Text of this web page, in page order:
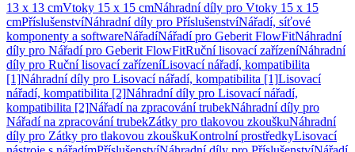
13 x 13 cmVtoky 15 x 15 cmNáhradní díly pro Vtoky 15 x 15
cmPříslušenstvíNáhradní díly pro PříslušenstvíNářadí, síťové
komponenty a softwareNářadíNářadí pro Geberit FlowFitNáhradní
díly pro Nářadí pro Geberit FlowFitRuční lisovací zařízeníNáhradní
díly pro Ruční lisovací zařízeníLisovací nářadí, kompatibilita
[1]Náhradní díly pro Lisovací nářadí, kompatibilita [1]Lisovací
nářadí, kompatibilita [2]Náhradní díly pro Lisovací nářadí,
kompatibilita [2]Nářadí na zpracování trubekNáhradní díly pro
Nářadí na zpracování trubekZátky pro tlakovou zkouškuNáhradní
díly pro Zátky pro tlakovou zkouškuKontrolní prostředkyLisovací